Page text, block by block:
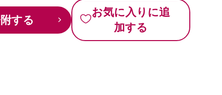
する
お気に入りに追
加する